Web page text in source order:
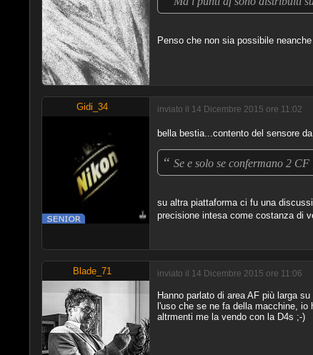
Penso che non sia possibile
Gidi_34 inviato il 14 Dicembre 2015 ore 11:02
bella bestia...contento del sensore
“ Se e solo se confermano 2 CF
su altra piattaforma ci fu una
precisione intesa come costanza di
Blade_71 inviato il 14 Dicembre 2015 ore 11:06
Hanno parlato di area AF più larga
l'uso che se ne fa della macchine, io
altrmenti me la vendo con la D4s ;-)